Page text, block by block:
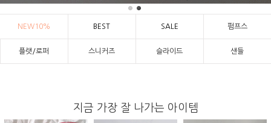
NEW10% BEST SALE 펌프스
플랫/로퍼 스니커즈 슬라이드 샌들
지금 가장 잘 나가는 아이템